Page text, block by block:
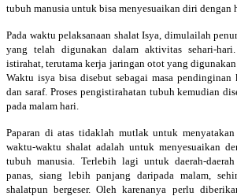
tubuh manusia untuk bisa menyesuaikan diri dengan
Pada waktu pelaksanaan shalat Isya, dimulailah
yang telah digunakan dalam aktivitas sehari-
istirahat, terutama kerja jaringan otot yang
Waktu isya bisa disebut sebagai masa pendinginan
dan saraf. Proses pengistirahatan tubuh kemudian
pada malam hari.
Paparan di atas tidaklah mutlak untuk menyatakan
waktu-waktu shalat adalah untuk menyesuaikan
tubuh manusia. Terlebih lagi untuk daerah-
panas, siang lebih panjang daripada malam,
shalatpun bergeser. Oleh karenanya perlu